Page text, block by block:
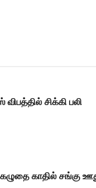
சிக்கி பலி
காதில் சங்கு